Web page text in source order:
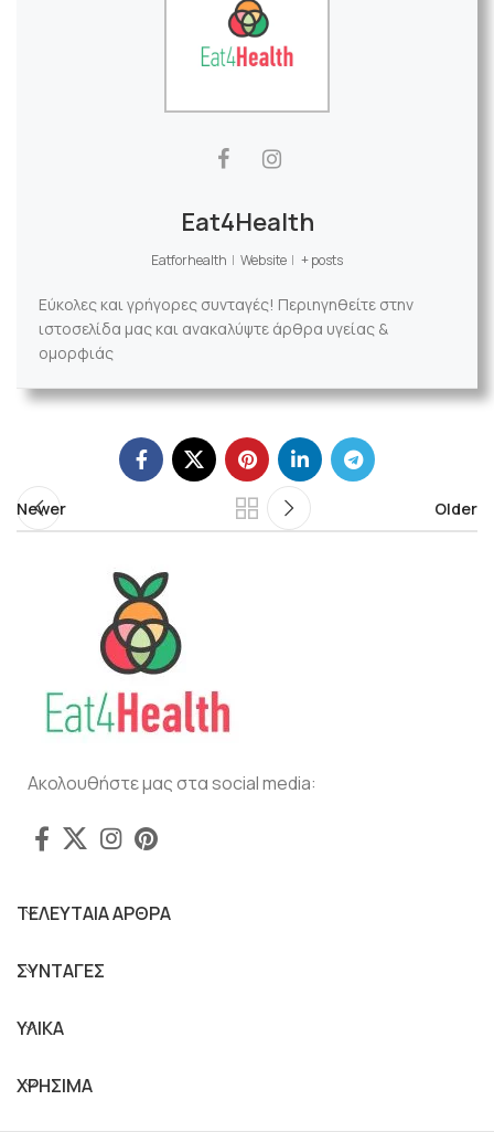
Eat4Health
Eatforhealth | Website | + posts
Εύκολες και γρήγορες συνταγές! Περιηγηθείτε στην
ιστοσελίδα μας και ανακαλύψτε άρθρα υγείας &
ομορφιάς
Newer Older
Ακολουθήστε μας στα social media:
ΤΕΛΕΥΤΑΙΑ ΑΡΘΡΑ
ΣΥΝΤΑΓΕΣ
ΥΛΙΚΑ
ΧΡΗΣΙΜΑ